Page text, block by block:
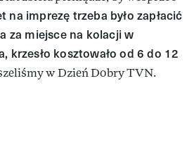
na imprezę trzeba było zapłacić
za miejsce na kolacji w
krzesło kosztowało od 6 do 12
w Dzień Dobry TVN.